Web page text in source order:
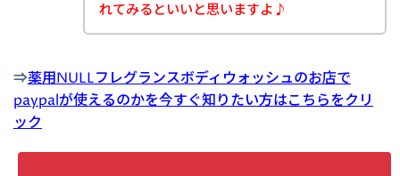
れてみるといいと思いますよ♪
⇒薬用NULLフレグランスボディウォッシュのお店で
paypalが使えるのかを今すぐ知りたい方はこちらをクリ
ック